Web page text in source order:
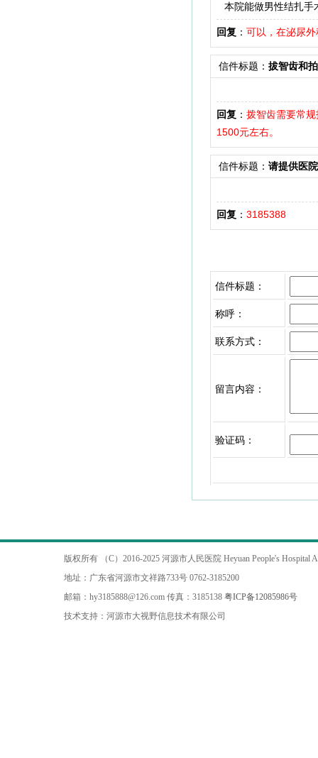
本院能做男性结扎手
回复 ： 可以，在泌尿外
信件标题： 拔智齿和
回复 ： 拨智齿需要常
1500元左右。
信件标题： 请提供医
回复 ： 3185388
信件标题：
称呼：
联系方式：
留言内容：
验证码：
版权所有 （C）2016-2025 河源市人民医院 Heyuan People's Hospital
地址：广东省河源市文祥路733号 0762-3185200
邮箱：hy3185888@126.com 传真：3185138 粤ICP备12085986号
技术支持：河源市大视野信息技术有限公司